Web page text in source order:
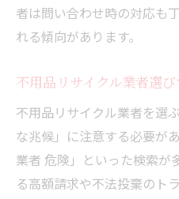
不用品回収業者の
戒
ク
不用品業者の口コ
安心して不用品を処
不用品回収の安心
不用品の見積書内
者は問い合わせ時の対応も
れる傾向があります。
不用品リサイクル業者選
不用品リサイクル業者を選
な兆候」に注意する必要が
業者 危険」といった検索が
る高額請求や不法投棄のト